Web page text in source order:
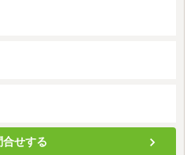
合せする